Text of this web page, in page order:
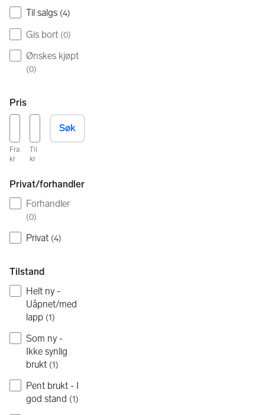
Til salgs (4)
Gis bort (0)
Ønskes kjøpt
(0)
Pris
Fra
kr
Til
kr
Søk
Privat/forhandler
Forhandler
(0)
Privat (4)
Tilstand
Helt ny -
Uåpnet/med
lapp (1)
Som ny -
Ikke synlig
brukt (1)
Pent brukt - I
god stand (1)